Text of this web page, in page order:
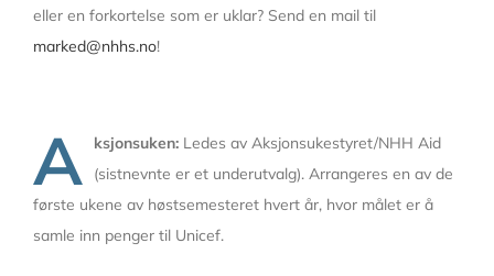
eller en forkortelse som er uklar? Send en mail til
marked@nhhs.no!
A ksjonsuken: Ledes av Aksjonsukestyret/NHH Aid
(sistnevnte er et underutvalg). Arrangeres en av de
første ukene av høstsemesteret hvert år, hvor målet er å
samle inn penger til Unicef.